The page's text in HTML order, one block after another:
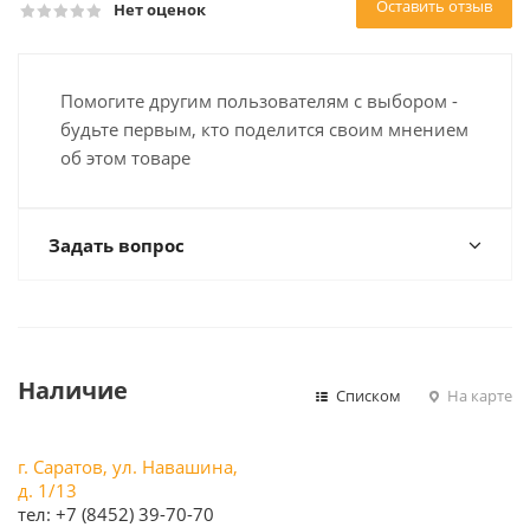
Нет оценок Оставить отзыв
Помогите другим пользователям с выбором -
будьте первым, кто поделится своим мнением
об этом товаре
Задать вопрос
Наличие Списком На карте
г. Саратов, ул. Навашина,
д. 1/13
тел: +7 (8452) 39-70-70